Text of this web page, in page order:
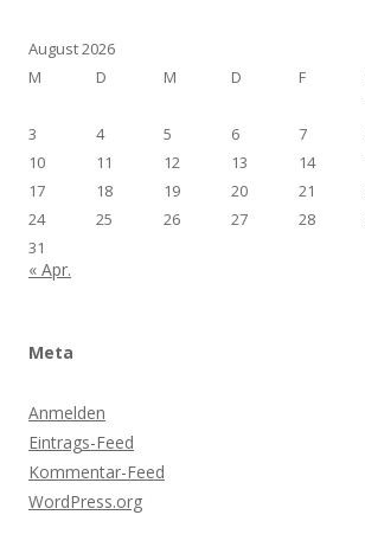
August 2026
M
D M D F
3
4 5 6 7
10
11 12 13 14
17
18 19 20 21
24
25 26 27 28
31
« Apr.
Meta
Anmelden
Eintrags-Feed
Kommentar-Feed
WordPress.org